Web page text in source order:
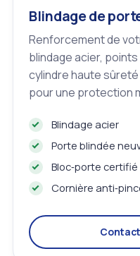
Blindage de
Renforcement de
blindage acier,
cylindre haute
pour une protection
Blindage acier
Porte blindée
Bloc‑porte certifié
Cornière